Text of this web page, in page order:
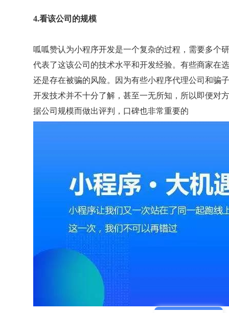
4.看该公司的规模
呱呱赞认为小程序开发是一个复杂的过程，需要多个
代表了这该公司的技术水平和开发经验。有些商家在
还是存在被骗的风险。因为有些小程序代理公司和骗
开发技术并不十分了解，甚至一无所知，所以即便对
据公司规模而做出评判，口碑也非常重要的